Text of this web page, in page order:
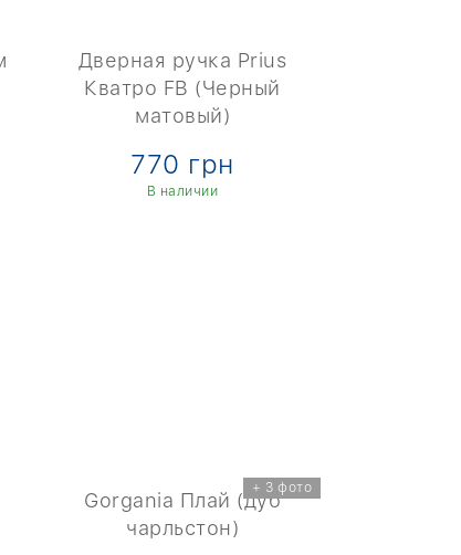
Дверная ручка Prius
Кватро FB (Черный
матовый)
770 грн
В наличии
+ 3 фото
Gorgania Плай (дуб
чарльстон)